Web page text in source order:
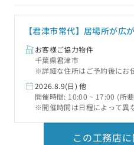
【君津市常代】居場所が広
お客様ご協力物件
千葉県君津市
※詳細な住所はご予約後にお
2026.8.9(日) 他
開催時間: 10:00 ~ 17:00 (所
※開催時間は日程によって異
この工務店